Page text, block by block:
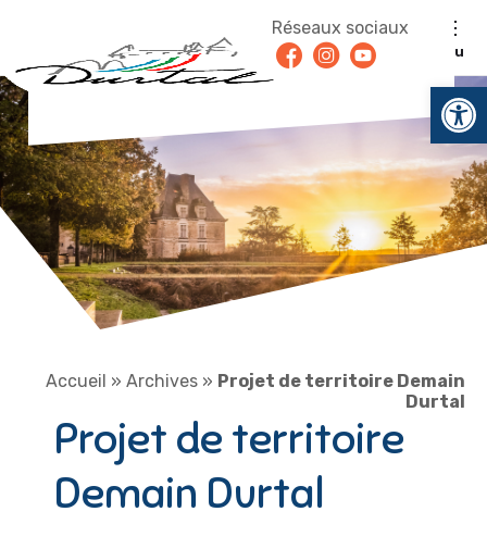
Menu
Réseaux sociaux
FacebookInstagram
Youtube
Accueil » Archives » Projet de territoire Demain
Durtal
Projet de territoire
Demain Durtal